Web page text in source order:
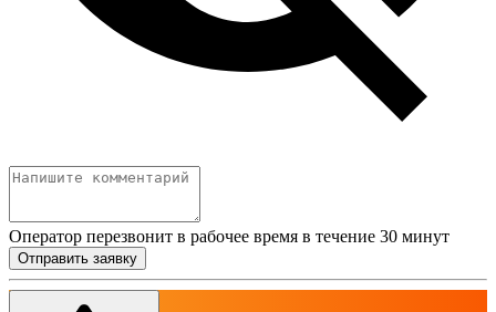
Оператор перезвонит в рабочее время в течение 30 минут
Отправить заявку